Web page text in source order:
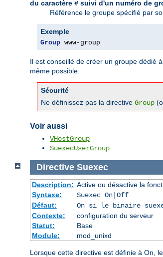
du caractère # suivi d'un numéro de
Référence le groupe spécifié par
Exemple
Group www-group
Il est conseillé de créer un groupe dédié
même possible.
Sécurité
Ne définissez pas la directive Group
Voir aussi
VHostGroup
SuexecUserGroup
Directive Suexec
Description: Active ou désactive la
Syntaxe:
Suexec On|Off
Défaut:
On si le binaire
Contexte:
configuration du serveur
Statut:
Base
Module:
mod_unixd
Lorsque cette directive est définie à On,